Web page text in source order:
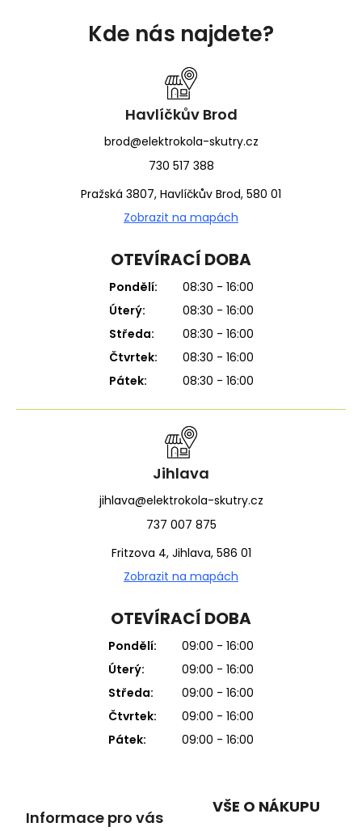
Kde nás najdete?
Havlíčkův Brod
brod@elektrokola-skutry.cz
730 517 388
Pražská 3807, Havlíčkův Brod, 580 01
Zobrazit na mapách
OTEVÍRACÍ DOBA
Pondělí:
08:30 - 16:00
Úterý:
08:30 - 16:00
Středa:
08:30 - 16:00
Čtvrtek:
08:30 - 16:00
Pátek:
08:30 - 16:00
Jihlava
jihlava@elektrokola-skutry.cz
737 007 875
Fritzova 4, Jihlava, 586 01
Zobrazit na mapách
OTEVÍRACÍ DOBA
Pondělí:
09:00 - 16:00
Úterý:
09:00 - 16:00
Středa:
09:00 - 16:00
Čtvrtek:
09:00 - 16:00
Pátek:
09:00 - 16:00
Informace pro vás
VŠE O NÁKUPU